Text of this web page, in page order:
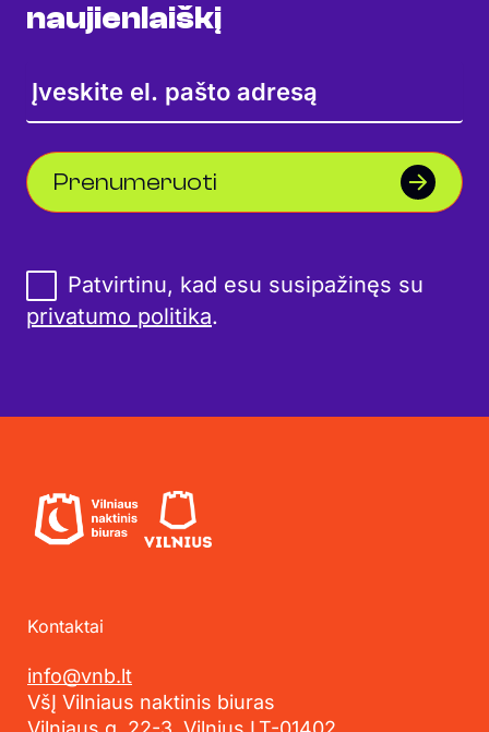
naujienlaiškį
Prenumeruoti
Patvirtinu, kad esu susipažinęs su
privatumo politika.
Kontaktai
info@vnb.lt
VšĮ Vilniaus naktinis biuras